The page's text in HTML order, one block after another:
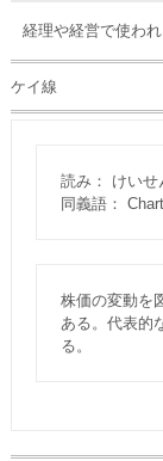
経理や経営で使わ
ケイ線
読み： けいせ
同義語： Chart
株価の変動を
ある。代表的
る。